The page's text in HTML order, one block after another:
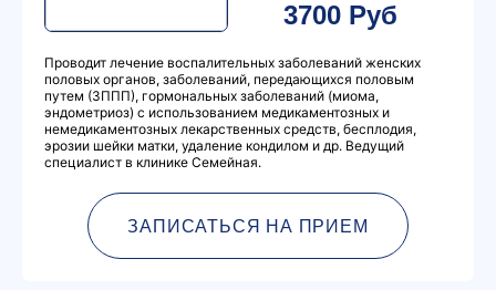
3700 Руб
Проводит лечение воспалительных заболеваний женских
половых органов, заболеваний, передающихся половым
путем (ЗППП), гормональных заболеваний (миома,
эндометриоз) с использованием медикаментозных и
немедикаментозных лекарственных средств, бесплодия,
эрозии шейки матки, удаление кондилом и др. Ведущий
специалист в клинике Семейная.
ЗАПИСАТЬСЯ НА ПРИЕМ